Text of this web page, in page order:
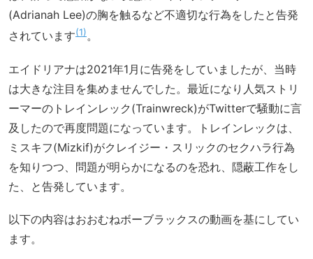
(Adrianah Lee)の胸を触るなど不適切な行為をしたと告発
されています 1 。
エイドリアナは2021年1月に告発をしていましたが、当時
は大きな注目を集めませんでした。最近になり人気ストリ
ーマーのトレインレック(Trainwreck)がTwitterで騒動に言
及したので再度問題になっています。トレインレックは、
ミスキフ(Mizkif)がクレイジー・スリックのセクハラ行為
を知りつつ、問題が明らかになるのを恐れ、隠蔽工作をし
た、と告発しています。
以下の内容はおおむねボーブラックスの動画を基にしてい
ます。